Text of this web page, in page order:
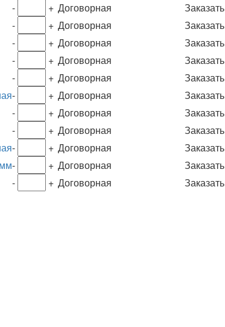
- + Договорная
Заказать
- + Договорная
Заказать
- + Договорная
Заказать
- + Договорная
Заказать
- + Договорная
Заказать
- + Договорная
Заказать
- + Договорная
Заказать
- + Договорная
Заказать
- + Договорная
Заказать
- + Договорная
Заказать
- + Договорная
Заказать